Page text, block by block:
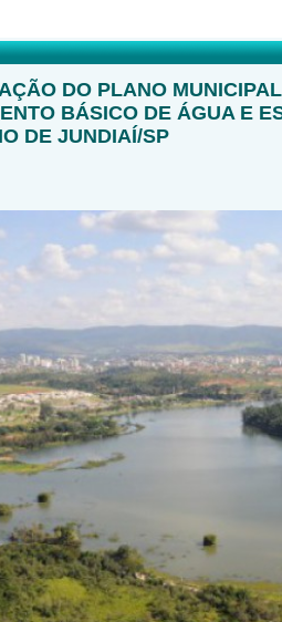
DO PLANO
BÁSICO DE ÁGUA E
DE JUNDIAÍ/SP